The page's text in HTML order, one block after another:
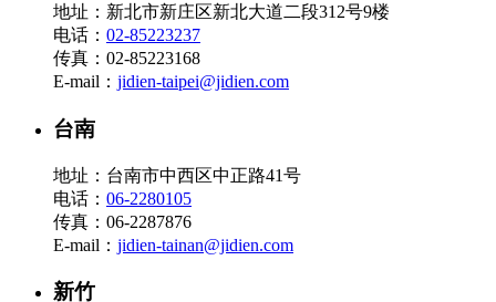
地址：新北市新庄区新北大道二段312号9楼
电话： 02-85223237
传真：02-85223168
E-mail： jidien-taipei@jidien.com
台南
地址：台南市中西区中正路41号
电话： 06-2280105
传真：06-2287876
E-mail： jidien-tainan@jidien.com
新竹